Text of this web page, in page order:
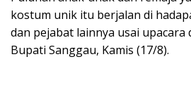
kostum unik itu berjalan di
dan pejabat lainnya usai upacara
Bupati Sanggau, Kamis (17/8).